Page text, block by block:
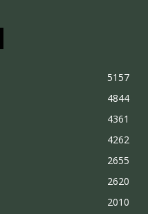
5157
4844
4361
4262
2655
2620
2010